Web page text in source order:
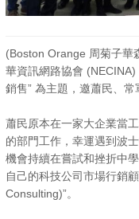
(Boston Orange 周菊子華
華資訊網路協會
銷售” 為主題，邀蕭民、常
蕭民原本在一家大企業當
的部門工作，幸運遇到波
機會持續在嘗試和挫折中
自己的科技公司市場行銷
Consulting)”。